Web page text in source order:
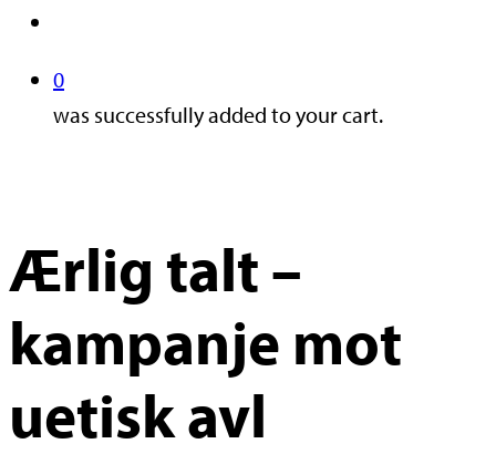
0
was successfully added to your cart.
Ærlig talt –
kampanje mot
uetisk avl